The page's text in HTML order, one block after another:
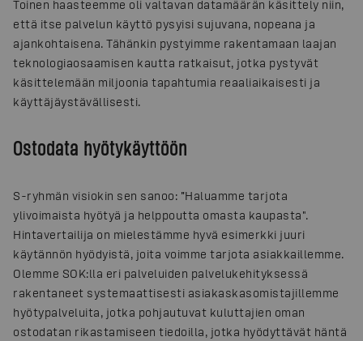
Toinen haasteemme oli valtavan datamäärän käsittely niin,
että itse palvelun käyttö pysyisi sujuvana, nopeana ja
ajankohtaisena. Tähänkin pystyimme rakentamaan laajan
teknologiaosaamisen kautta ratkaisut, jotka pystyvät
käsittelemään miljoonia tapahtumia reaaliaikaisesti ja
käyttäjäystävällisesti.
Ostodata hyötykäyttöön
S-ryhmän visiokin sen sanoo: ”Haluamme tarjota
ylivoimaista hyötyä ja helppoutta omasta kaupasta".
Hintavertailija on mielestämme hyvä esimerkki juuri
käytännön hyödyistä, joita voimme tarjota asiakkaillemme.
Olemme SOK:lla eri palveluiden palvelukehityksessä
rakentaneet systemaattisesti asiakaskasomistajillemme
hyötypalveluita, jotka pohjautuvat kuluttajien oman
ostodatan rikastamiseen tiedoilla, jotka hyödyttävät häntä